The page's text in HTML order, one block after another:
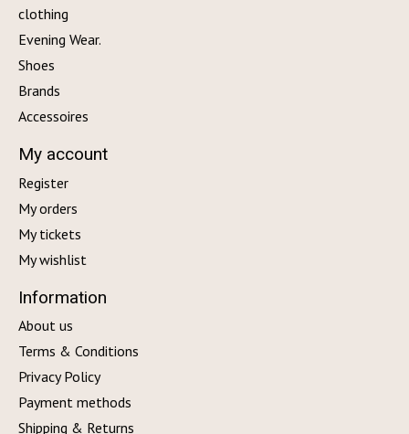
clothing
Evening Wear.
Shoes
Brands
Accessoires
My account
Register
My orders
My tickets
My wishlist
Information
About us
Terms & Conditions
Privacy Policy
Payment methods
Shipping & Returns